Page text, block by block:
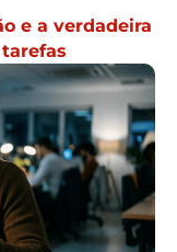
e a verdadeira